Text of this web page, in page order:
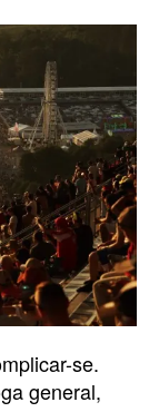
se.
general,